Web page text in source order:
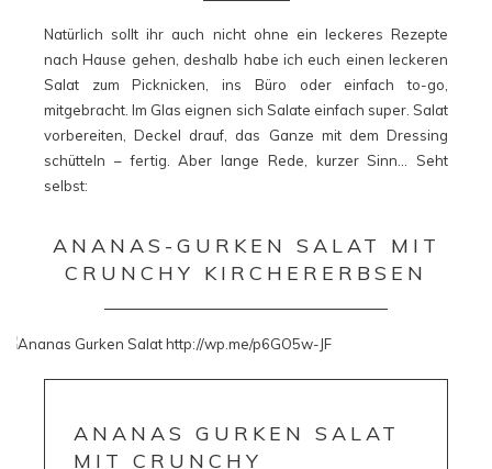
Natürlich sollt ihr auch nicht ohne ein leckeres Rezepte
nach Hause gehen, deshalb habe ich euch einen leckeren
Salat zum Picknicken, ins Büro oder einfach to-go,
mitgebracht. Im Glas eignen sich Salate einfach super. Salat
vorbereiten, Deckel drauf, das Ganze mit dem Dressing
schütteln – fertig. Aber lange Rede, kurzer Sinn… Seht
selbst:
ANANAS-GURKEN SALAT MIT
CRUNCHY KIRCHERERBSEN
ANANAS GURKEN SALAT
MIT CRUNCHY